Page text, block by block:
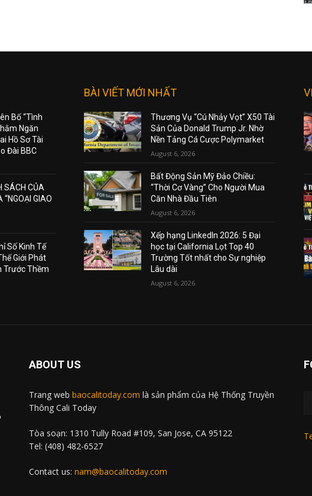
Bố “Tình
Ngăn
Hồ Sơ Tài
Đài BBC
SÁCH CỦA
“NGOẠI GIAO
Số Kinh Tế
Giới Phát
Trước Thềm
BÀI VIẾT MỚI NHẤT
Thương Vụ “Cú Nhảy Vọt” X50 Tài
Sản Của Donald Trump Jr. Nhờ
Nền Tảng Cá Cược Polymarket
August 6, 2026
Bất Động Sản Mỹ Đảo Chiều:
“Thời Cơ Vàng” Cho Người Mua
Căn Nhà Đầu Tiên
August 6, 2026
Xếp hạng LinkedIn 2026: 5 Đại
học tại California Lọt Top 40
Trường Tốt nhất cho Sự nghiệp
Lâu dài
August 6, 2026
ABOUT US
Trang web baocalitoday.com là sản phẩm của Hệ Thống Truyền
Thông Cali Today
Tòa soạn: 1310 Tully Road #109, San Jose, CA 95122
Tel: (408) 482-6527
Contact us: nam@baocalitoday.com